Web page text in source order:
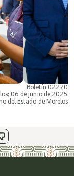
Boletín 02270
06 de junio de 2025
del Estado de Morelos